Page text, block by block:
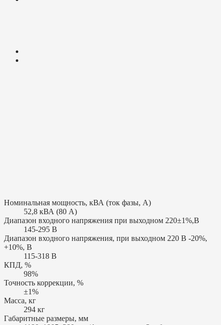
Номинальная мощность, кВА (ток фазы, А)
52,8 кВА (80 А)
Диапазон входного напряжения при выходном 220±1%,В
145-295 В
Диапазон входного напряжения, при выходном 220 В -20%,
+10%, В
115-318 В
КПД, %
98%
Точность коррекции, %
±1%
Масса, кг
294 кг
Габаритные размеры, мм